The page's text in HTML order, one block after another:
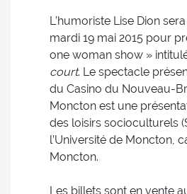
L’humoriste Lise Dion
mardi 19 mai 2015 pour
one woman show »
court. Le spectacle
du Casino du Nouveau-
Moncton est une
des loisirs socioculturels
l’Université de Moncton,
Moncton.
Les billets sont en vente